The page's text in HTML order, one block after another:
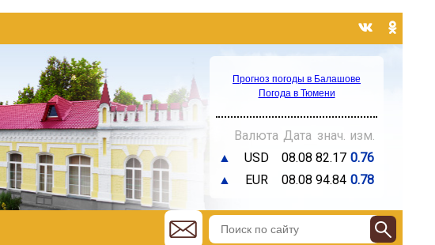
Прогноз погоды в Балашове
Погода в Тюмени
Валюта Дата знач. изм.
▲
USD 08.08 82.17 0.76
▲
EUR 08.08 94.84 0.78